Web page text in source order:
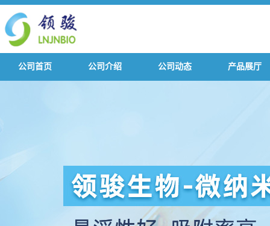
公司首页 公司介绍 公司动态 产品展厅